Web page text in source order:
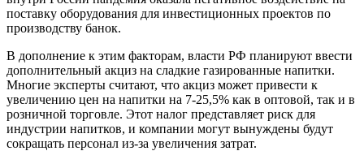
поставку оборудования для инвестиционных проектов по
производству банок.
В дополнение к этим факторам, власти РФ планируют ввести
дополнительный акциз на сладкие газированные напитки.
Многие эксперты считают, что акциз может привести к
увеличению цен на напитки на 7-25,5% как в оптовой, так и в
розничной торговле. Этот налог представляет риск для
индустрии напитков, и компании могут вынуждены будут
сокращать персонал из-за увеличения затрат.